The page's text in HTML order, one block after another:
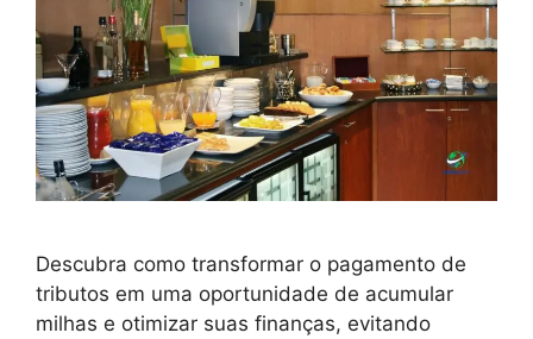
Descubra como transformar o pagamento de
tributos em uma oportunidade de acumular
milhas e otimizar suas finanças, evitando